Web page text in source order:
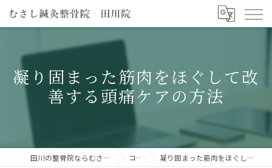
凝り固まった筋肉をほぐして改
善する頭痛ケアの方法
田川の整骨院ならむさし鍼灸整骨院 田川院 コラム 凝り固まった筋肉をほぐして改善する頭痛ケアの方法